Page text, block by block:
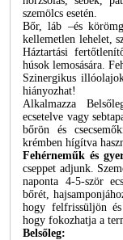
szemölcs esetén.
Bőr, láb –és
kellemetlen lehelet,
Háztartási
húsok lemosására.
Szinergikus
hiányozhat!
Alkalmazza
ecsetelve vagy
bőrön és
krémben hígítva
Fehérneműk és
cseppet adjunk.
naponta 4-5-ször
bőrét,
hogy felfrissüljön és
hogy fokozhatja a
Belsőleg: